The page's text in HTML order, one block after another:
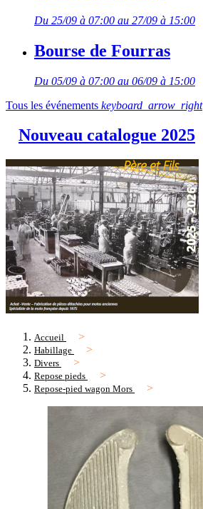
Du 25/09 à 07:00 au 27/09 à 15:00
Bourse de Fourras
Du 05/09 à 07:00 au 06/09 à 15:00
Tous les événements keyboard_arrow_right
Nouveau catalogue 2025
Accueil
Habillage
Divers
Repose pieds
Repose-pied wagon Mors